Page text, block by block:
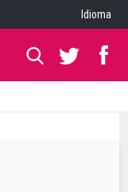
Idioma